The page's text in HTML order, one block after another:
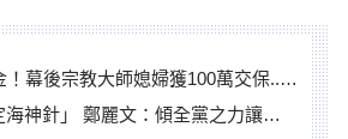
宗教大師媳婦獲100萬交保...快步奔離不發一語
針」 鄭麗文：傾全黨之力讓彰化贏